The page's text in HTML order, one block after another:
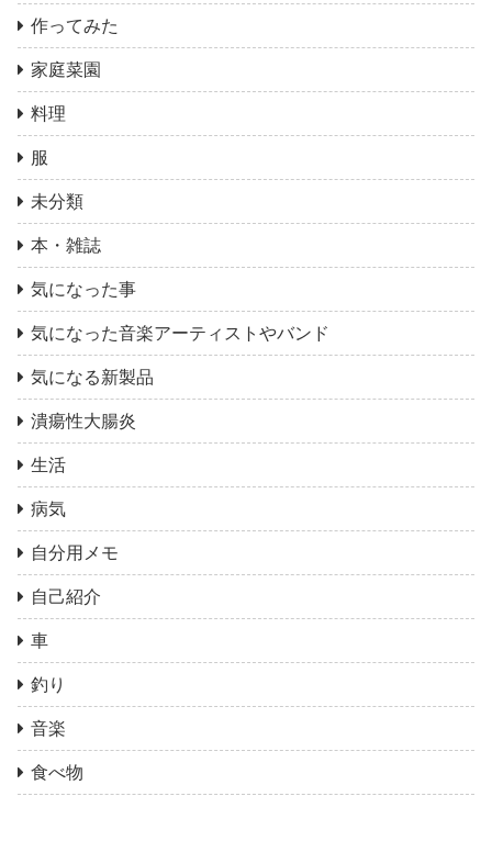
作ってみた
家庭菜園
料理
服
未分類
本・雑誌
気になった事
気になった音楽アーティストやバンド
気になる新製品
潰瘍性大腸炎
生活
病気
自分用メモ
自己紹介
車
釣り
音楽
食べ物